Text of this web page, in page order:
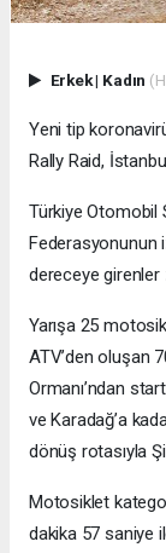
Erkek| Kadın
Yeni tip
Rally Raid,
Türkiye Otomobil
Federasyonunun
dereceye girenler
Yarışa 25
ATV’den oluşan
Ormanı’ndan
ve Karadağ’a
dönüş rotasıyla
Motosiklet
dakika 57 saniye